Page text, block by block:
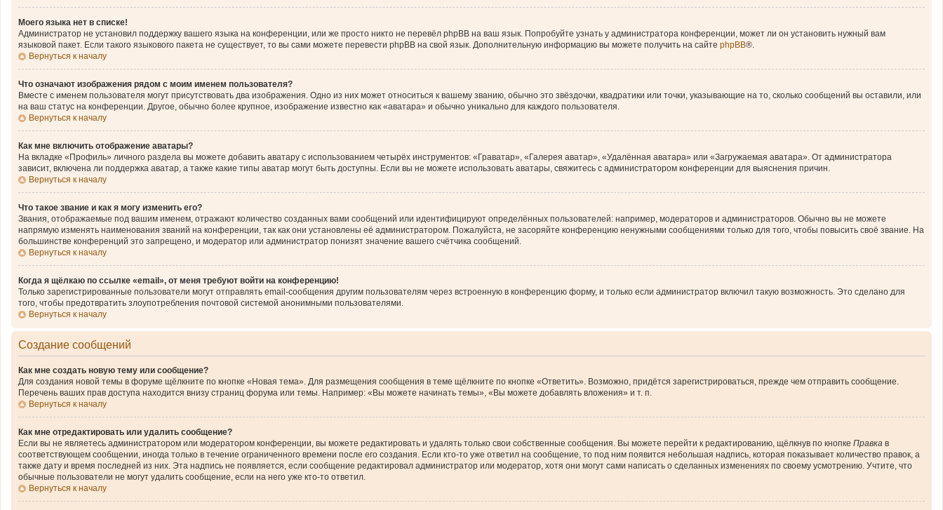
Моего языка нет в списке!
Администратор не установил поддержку вашего языка на конференции, или же просто никто не перевёл phpBB на ваш язык. Попробуйте узнать у администратора конференции, может ли он установить нужный вам
языковой пакет. Если такого языкового пакета не существует, то вы сами можете перевести phpBB на свой язык. Дополнительную информацию вы можете получить на сайте phpBB®.
Вернуться к началу
Что означают изображения рядом с моим именем пользователя?
Вместе с именем пользователя могут присутствовать два изображения. Одно из них может относиться к вашему званию, обычно это звёздочки, квадратики или точки, указывающие на то, сколько сообщений вы оставили, или
на ваш статус на конференции. Другое, обычно более крупное, изображение известно как «аватара» и обычно уникально для каждого пользователя.
Вернуться к началу
Как мне включить отображение аватары?
На вкладке «Профиль» личного раздела вы можете добавить аватару с использованием четырёх инструментов: «Граватар», «Галерея аватар», «Удалённая аватара» или «Загружаемая аватара». От администратора
зависит, включена ли поддержка аватар, а также какие типы аватар могут быть доступны. Если вы не можете использовать аватары, свяжитесь с администратором конференции для выяснения причин.
Вернуться к началу
Что такое звание и как я могу изменить его?
Звания, отображаемые под вашим именем, отражают количество созданных вами сообщений или идентифицируют определённых пользователей: например, модераторов и администраторов. Обычно вы не можете
напрямую изменять наименования званий на конференции, так как они установлены её администратором. Пожалуйста, не засоряйте конференцию ненужными сообщениями только для того, чтобы повысить своё звание. На
большинстве конференций это запрещено, и модератор или администратор понизят значение вашего счётчика сообщений.
Вернуться к началу
Когда я щёлкаю по ссылке «email», от меня требуют войти на конференцию!
Только зарегистрированные пользователи могут отправлять email-сообщения другим пользователям через встроенную в конференцию форму, и только если администратор включил такую возможность. Это сделано для
того, чтобы предотвратить злоупотребления почтовой системой анонимными пользователями.
Вернуться к началу
Создание сообщений
Как мне создать новую тему или сообщение?
Для создания новой темы в форуме щёлкните по кнопке «Новая тема». Для размещения сообщения в теме щёлкните по кнопке «Ответить». Возможно, придётся зарегистрироваться, прежде чем отправить сообщение.
Перечень ваших прав доступа находится внизу страниц форума или темы. Например: «Вы можете начинать темы», «Вы можете добавлять вложения» и т. п.
Вернуться к началу
Как мне отредактировать или удалить сообщение?
Если вы не являетесь администратором или модератором конференции, вы можете редактировать и удалять только свои собственные сообщения. Вы можете перейти к редактированию, щёлкнув по кнопке Правка в
соответствующем сообщении, иногда только в течение ограниченного времени после его создания. Если кто-то уже ответил на сообщение, то под ним появится небольшая надпись, которая показывает количество правок, а
также дату и время последней из них. Эта надпись не появляется, если сообщение редактировал администратор или модератор, хотя они могут сами написать о сделанных изменениях по своему усмотрению. Учтите, что
обычные пользователи не могут удалить сообщение, если на него уже кто-то ответил.
Вернуться к началу